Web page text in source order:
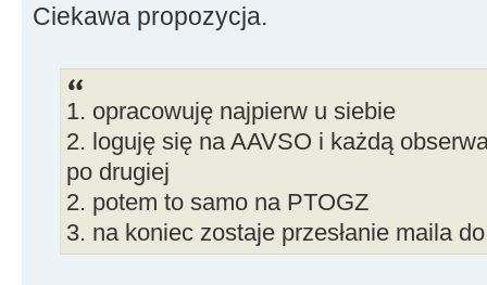
Ciekawa propozycja.
1. opracowuję najpierw u siebie
2. loguję się na AAVSO i każdą
po drugiej
2. potem to samo na PTOGZ
3. na koniec zostaje przesłanie maila